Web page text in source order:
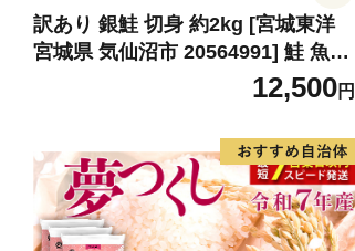
訳あり 銀鮭 切身 約2kg [宮城東洋
宮城県 気仙沼市 20564991] 鮭 魚介
類 海鮮 訳アリ 規格外 不揃い さけ
サケ 鮭切身 シャケ 切り身 冷凍 家
庭用 おかず 弁当 支援 サーモン 銀
鮭切り身 魚 わけあり
12,500円